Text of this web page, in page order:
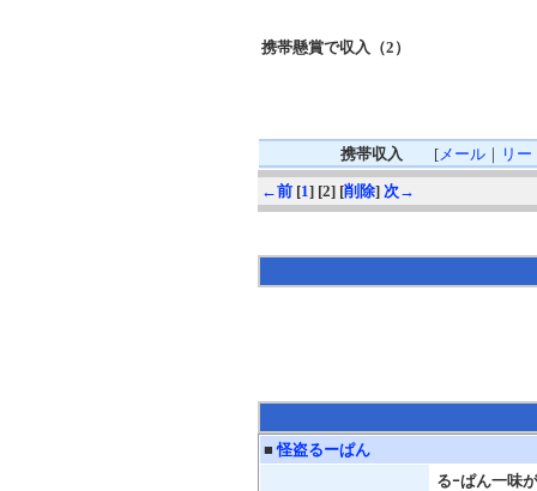
携帯懸賞で収入（2）
携帯収入 [メール ｜ リ
←前 [1] [2] [削除] 次→
■ 怪盗るーぱん
るｰぱん一味